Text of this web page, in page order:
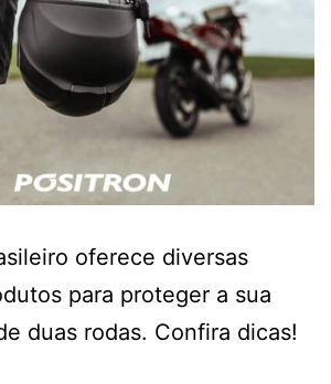
oferece diversas
para proteger a sua
duas rodas. Confira dicas!